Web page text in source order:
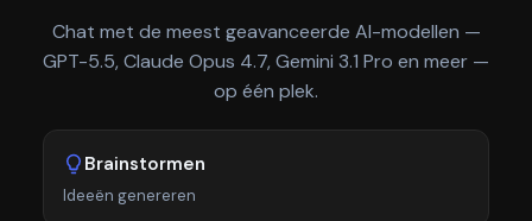
Chat met de meest geavanceerde AI-modellen —
GPT-5.5, Claude Opus 4.7, Gemini 3.1 Pro en meer —
op één plek.
Brainstormen
Ideeën genereren